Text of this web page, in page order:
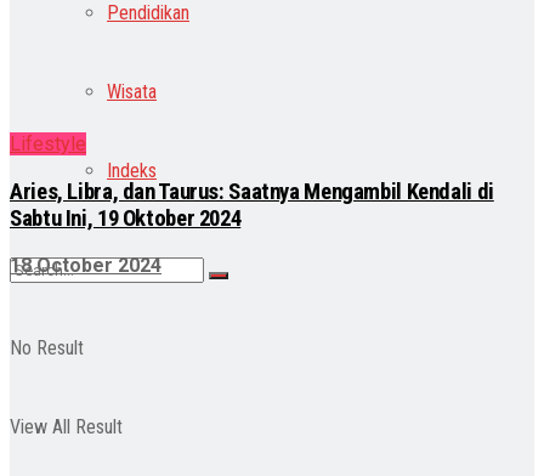
Pendidikan
Wisata
Indeks
No Result
View All Result
Lifestyle
Aries, Libra, dan Taurus: Saatnya Mengambil Kendali di
Sabtu Ini, 19 Oktober 2024
18 October 2024